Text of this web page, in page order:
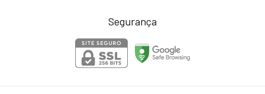
Segurança